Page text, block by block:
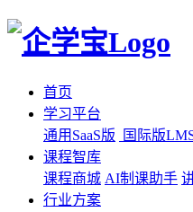
首页
学习平台
通用SaaS版
国际版
课程智库
课程商城 AI制课助手
行业方案